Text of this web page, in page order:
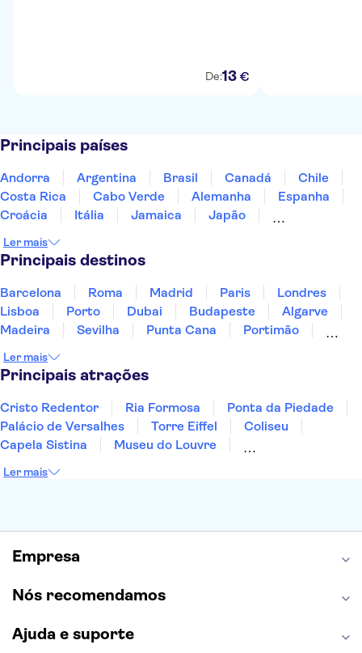
De:13 €
Principais países
Andorra Argentina Brasil Canadá
Chile
Costa Rica
Cabo Verde Alemanha
Espanha
Croácia
Itália Jamaica
Japão
Portugal
Singapura
Ler mais
Principais destinos
Barcelona Roma Madrid Paris
Londres
Lisboa
Porto Dubai Budapeste
Algarve
Madeira
Sevilha Punta Cana
Portimão
Sesimbra
Ler mais
Principais atrações
Cristo Redentor Ria Formosa
Ponta da Piedade
Palácio de Versalhes
Torre Eiffel
Coliseu
Capela Sistina
Museu do Louvre
Torre de Belém
Ler mais
Empresa
Nós recomendamos
Ajuda e suporte